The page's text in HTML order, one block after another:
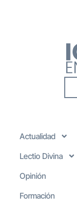
Actualidad
Lectio Divina
Opinión
Formación